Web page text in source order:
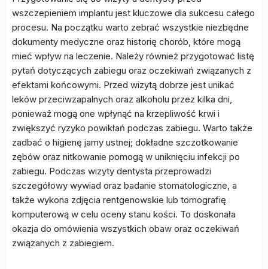
wszczepieniem implantu jest kluczowe dla sukcesu całego
procesu. Na początku warto zebrać wszystkie niezbędne
dokumenty medyczne oraz historię chorób, które mogą
mieć wpływ na leczenie. Należy również przygotować listę
pytań dotyczących zabiegu oraz oczekiwań związanych z
efektami końcowymi. Przed wizytą dobrze jest unikać
leków przeciwzapalnych oraz alkoholu przez kilka dni,
ponieważ mogą one wpłynąć na krzepliwość krwi i
zwiększyć ryzyko powikłań podczas zabiegu. Warto także
zadbać o higienę jamy ustnej; dokładne szczotkowanie
zębów oraz nitkowanie pomogą w uniknięciu infekcji po
zabiegu. Podczas wizyty dentysta przeprowadzi
szczegółowy wywiad oraz badanie stomatologiczne, a
także wykona zdjęcia rentgenowskie lub tomografię
komputerową w celu oceny stanu kości. To doskonała
okazja do omówienia wszystkich obaw oraz oczekiwań
związanych z zabiegiem.